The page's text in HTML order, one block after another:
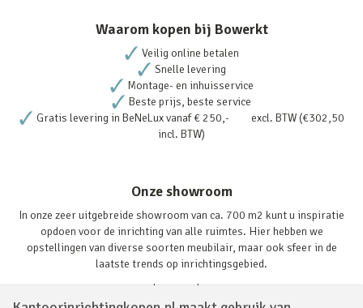
Waarom kopen bij Bowerkt
Veilig online betalen
Snelle levering
Montage- en inhuisservice
Beste prijs, beste service
Gratis levering in BeNeLux vanaf € 250,- excl. BTW (€302,50
incl. BTW)
Onze showroom
In onze zeer uitgebreide showroom van ca. 700 m2 kunt u inspiratie
opdoen voor de inrichting van alle ruimtes. Hier hebben we
opstellingen van diverse soorten meubilair, maar ook sfeer in de
laatste trends op inrichtingsgebied.
Lees verder